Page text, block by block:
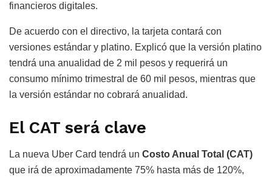
financieros digitales.
De acuerdo con el directivo, la tarjeta contará con
versiones estándar y platino. Explicó que la versión platino
tendrá una anualidad de 2 mil pesos y requerirá un
consumo mínimo trimestral de 60 mil pesos, mientras que
la versión estándar no cobrará anualidad.
El CAT será clave
La nueva Uber Card tendrá un Costo Anual Total (CAT)
que irá de aproximadamente 75% hasta más de 120%,